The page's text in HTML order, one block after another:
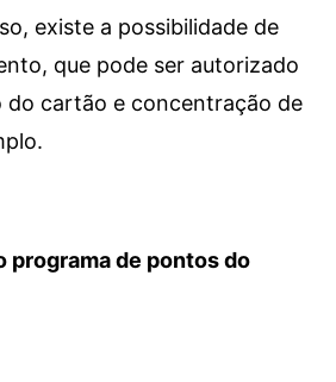
existe a possibilidade de
que pode ser autorizado
do cartão e concentração de
programa de pontos do